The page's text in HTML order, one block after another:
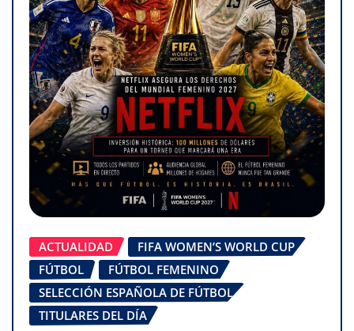
ACTUALIDAD
FIFA WOMEN’S WORLD CUP
FÚTBOL
FÚTBOL FEMENINO
SELECCIÓN ESPAÑOLA DE FÚTBOL
TITULARES DEL DÍA